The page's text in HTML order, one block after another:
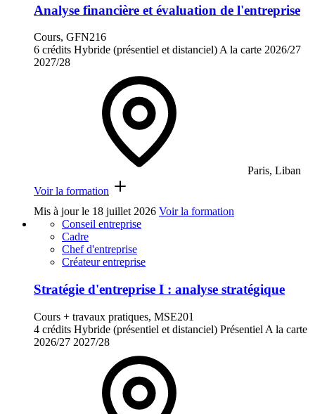
Analyse financière et évaluation de l'entreprise
Cours, GFN216
6 crédits Hybride (présentiel et distanciel) A la carte 2026/27
2027/28
Paris, Liban
Voir la formation
Mis à jour le 18 juillet 2026 Voir la formation
Conseil entreprise
Cadre
Chef d'entreprise
Créateur entreprise
Stratégie d'entreprise I : analyse stratégique
Cours + travaux pratiques, MSE201
4 crédits Hybride (présentiel et distanciel) Présentiel A la carte
2026/27 2027/28